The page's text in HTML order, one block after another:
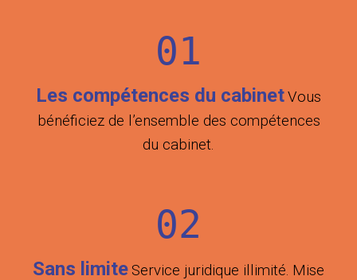
01
Les compétences du cabinetVous
bénéficiez de l’ensemble des compétences
du cabinet.
02
Sans limite Service juridique illimité. Mise